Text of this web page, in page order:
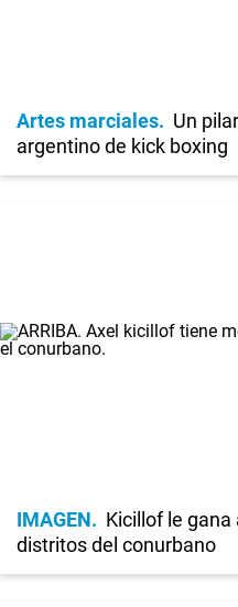
Artes marciales
Un
argentino de kick boxing
IMAGEN
Kicillof le gana
distritos del conurbano